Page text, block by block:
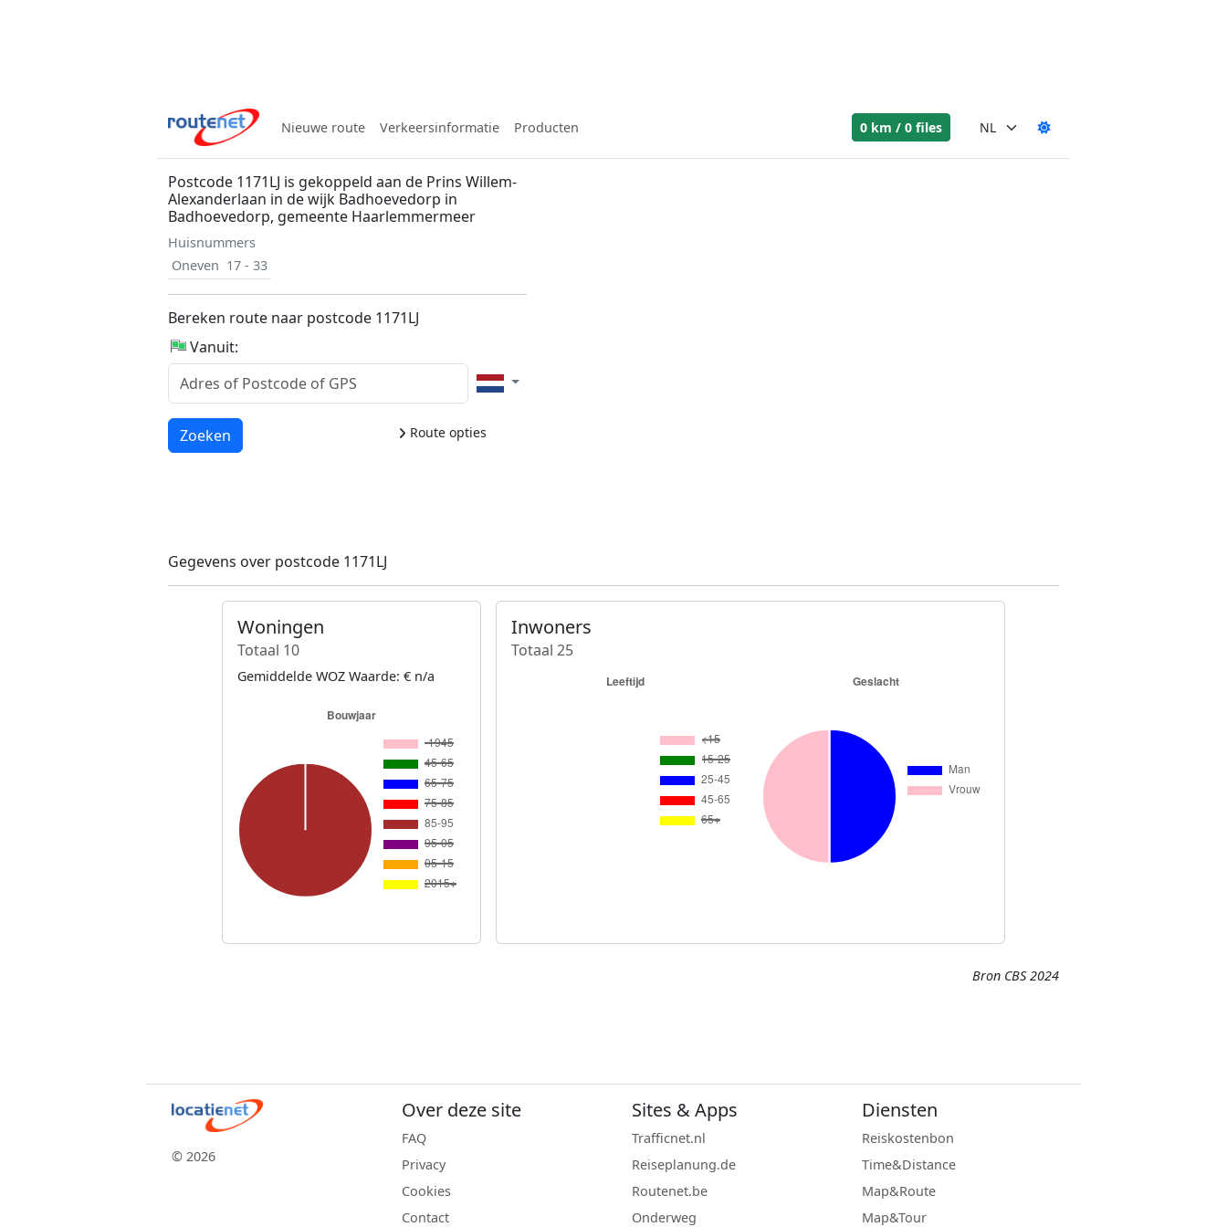
Nieuwe route Verkeersinformatie Producten 0 km / 0 files
Postcode 1171LJ is gekoppeld aan de Prins Willem-
Alexanderlaan in de wijk Badhoevedorp in
Badhoevedorp, gemeente Haarlemmermeer
Huisnummers
Oneven 17 - 33
Bereken route naar postcode 1171LJ
Vanuit:
Route opties
Laden...
Zoeken
Gegevens over postcode 1171LJ
Woningen
Totaal 10
Gemiddelde WOZ Waarde: € n/a
Inwoners
Totaal 25
Bron CBS 2024
© 2026
Over deze site
FAQ
Privacy
Cookies
Contact
Sites & Apps
Trafficnet.nl
Reiseplanung.de
Routenet.be
Onderweg
Diensten
Reiskostenbon
Time&Distance
Map&Route
Map&Tour